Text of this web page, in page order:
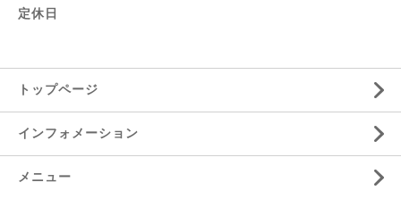
定休日
トップページ
インフォメーション
メニュー